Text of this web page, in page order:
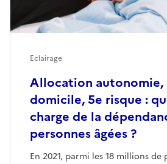
Allocation autonomie,
domicile, 5e risque :
charge de la
personnes âgées ?
En 2021, parmi les 18 millions de
Eclairage